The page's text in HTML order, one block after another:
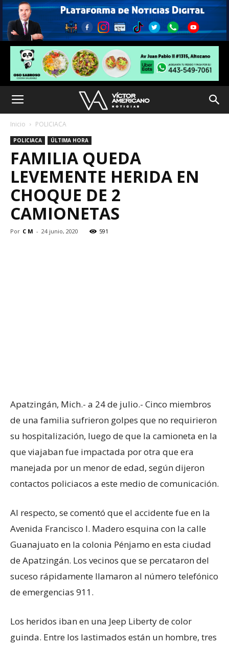
Inicio POLICIACA
POLICIACA ÚLTIMA HORA
FAMILIA QUEDA
LEVEMENTE HERIDA EN
CHOQUE DE 2
CAMIONETAS
Por C M - 24 junio, 2020 591
Apatzingán, Mich.- a 24 de julio.- Cinco miembros
de una familia sufrieron golpes que no requirieron
su hospitalización, luego de que la camioneta en la
que viajaban fue impactada por otra que era
manejada por un menor de edad, según dijeron
contactos policiacos a este medio de comunicación.
Al respecto, se comentó que el accidente fue en la
Avenida Francisco I. Madero esquina con la calle
Guanajuato en la colonia Pénjamo en esta ciudad
de Apatzingán. Los vecinos que se percataron del
suceso rápidamente llamaron al número telefónico
de emergencias 911.
Los heridos iban en una Jeep Liberty de color
guinda. Entre los lastimados están un hombre, tres